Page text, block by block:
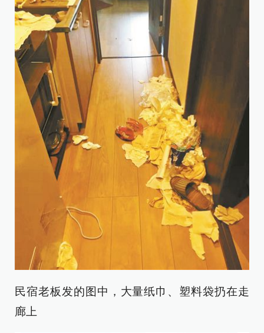
民宿老板发的图中，大量纸巾、塑料袋扔在走
廊上